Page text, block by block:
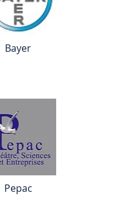
Bayer
Pepac